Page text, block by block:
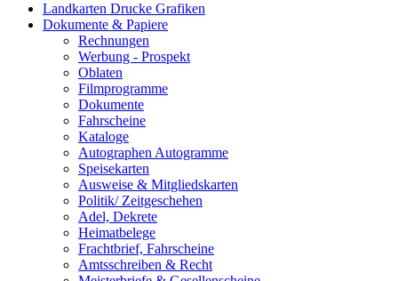
Landkarten Drucke Grafiken
Dokumente & Papiere
Rechnungen
Werbung - Prospekt
Oblaten
Filmprogramme
Dokumente
Fahrscheine
Kataloge
Autographen Autogramme
Speisekarten
Ausweise & Mitgliedskarten
Politik/ Zeitgeschehen
Adel, Dekrete
Heimatbelege
Frachtbrief, Fahrscheine
Amtsschreiben & Recht